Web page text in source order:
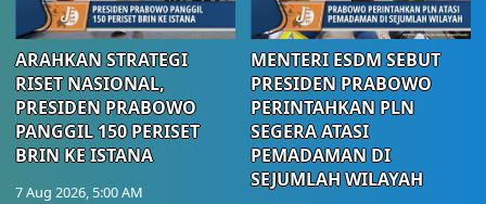
ARAHKAN STRATEGI
RISET NASIONAL,
PRESIDEN PRABOWO
PANGGIL 150 PERISET
BRIN KE ISTANA
7 Aug 2026, 5:00 AM
MENTERI ESDM SEBUT
PRESIDEN PRABOWO
PERINTAHKAN PLN
SEGERA ATASI
PEMADAMAN DI
SEJUMLAH WILAYAH